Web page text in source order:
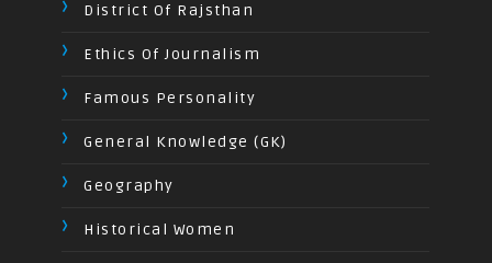
District Of Rajsthan
Ethics Of Journalism
Famous Personality
General Knowledge (GK)
Geography
Historical Women